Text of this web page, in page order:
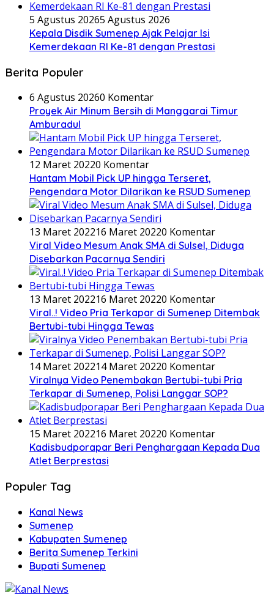
5 Agustus 20265 Agustus 2026
Kepala Disdik Sumenep Ajak Pelajar Isi
Kemerdekaan RI Ke-81 dengan Prestasi
Berita Populer
6 Agustus 20260 Komentar
Proyek Air Minum Bersih di Manggarai Timur
Amburadul
12 Maret 20220 Komentar
Hantam Mobil Pick UP hingga Terseret,
Pengendara Motor Dilarikan ke RSUD Sumenep
13 Maret 202216 Maret 20220 Komentar
Viral Video Mesum Anak SMA di Sulsel, Diduga
Disebarkan Pacarnya Sendiri
13 Maret 202216 Maret 20220 Komentar
Viral..! Video Pria Terkapar di Sumenep Ditembak
Bertubi-tubi Hingga Tewas
14 Maret 202214 Maret 20220 Komentar
Viralnya Video Penembakan Bertubi-tubi Pria
Terkapar di Sumenep, Polisi Langgar SOP?
15 Maret 202216 Maret 20220 Komentar
Kadisbudporapar Beri Penghargaan Kepada Dua
Atlet Berprestasi
Populer Tag
Kanal News
Sumenep
Kabupaten Sumenep
Berita Sumenep Terkini
Bupati Sumenep